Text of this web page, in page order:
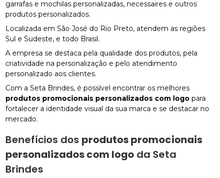
garrafas e mochilas personalizadas, necessaires e outros
produtos personalizados.
Localizada em São José do Rio Preto, atendem as regiões
Sul e Sudeste, e todo Brasil.
A empresa se destaca pela qualidade dos produtos, pela
criatividade na personalização e pelo atendimento
personalizado aos clientes.
Com a Seta Brindes, é possível encontrar os melhores
produtos promocionais personalizados com logo para
fortalecer a identidade visual da sua marca e se destacar no
mercado.
Benefícios dos produtos promocionais
personalizados com logo da Seta
Brindes